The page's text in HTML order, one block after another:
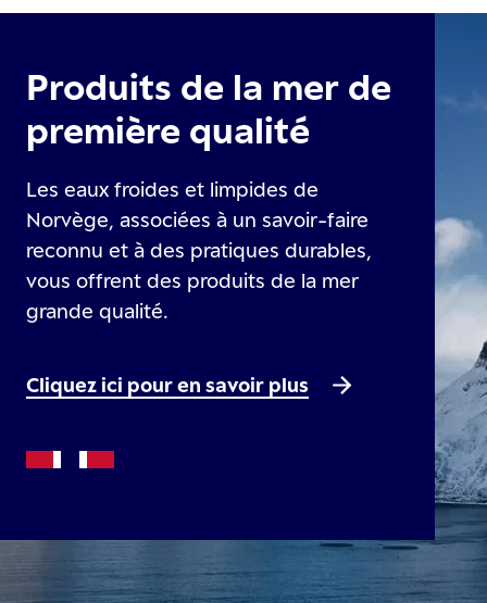
Produits de la mer de
première qualité
Les eaux froides et limpides de
Norvège, associées à un savoir-faire
reconnu et à des pratiques durables,
vous offrent des produits de la mer
grande qualité.
Cliquez ici pour en savoir plus